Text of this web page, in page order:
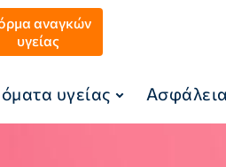
αναγκών
υγείας
υγείας